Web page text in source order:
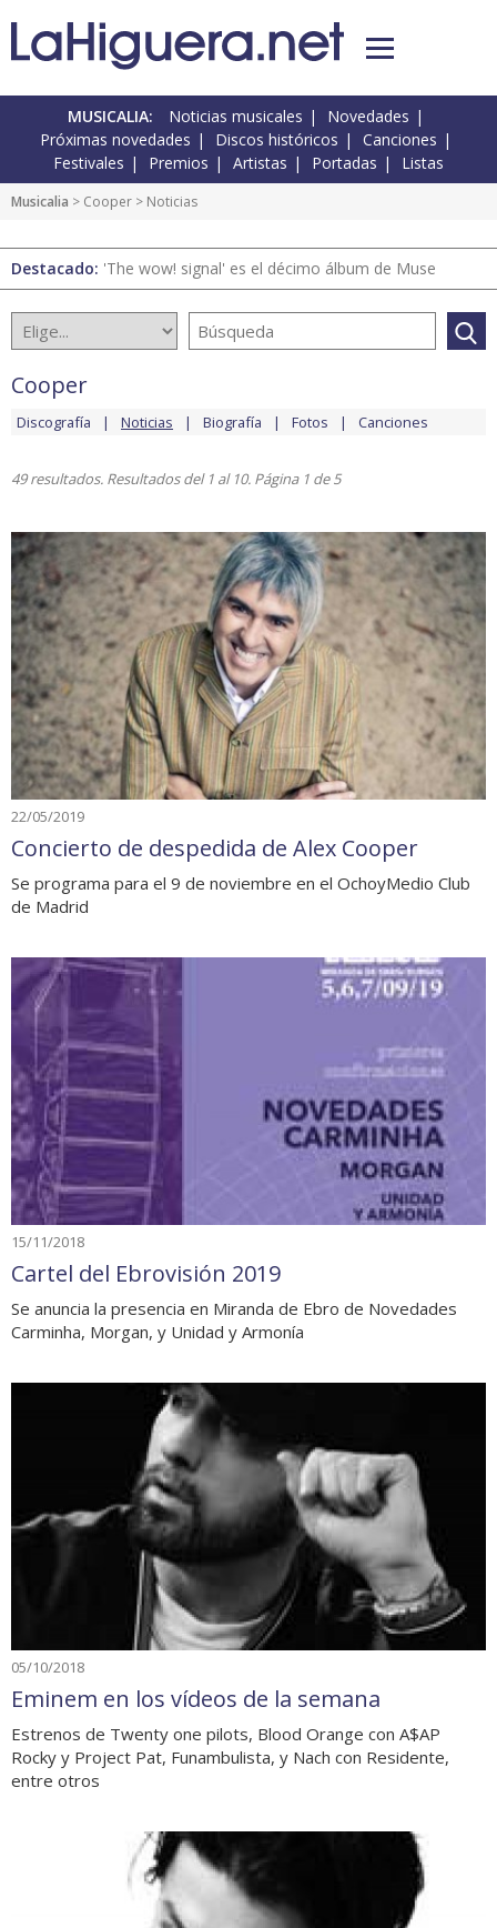
MUSICALIA: Noticias musicales
Novedades
Próximas novedades
Discos históricos
Canciones
Festivales
Premios Artistas Portadas Listas
Musicalia > Cooper > Noticias
Destacado: 'The wow! signal' es el décimo álbum de Muse
Cooper
Discografía Noticias Biografía Fotos Canciones
49 resultados. Resultados del 1 al 10. Página 1 de 5
22/05/2019
Concierto de despedida de Alex Cooper
Se programa para el 9 de noviembre en el OchoyMedio Club
de Madrid
15/11/2018
Cartel del Ebrovisión 2019
Se anuncia la presencia en Miranda de Ebro de Novedades
Carminha, Morgan, y Unidad y Armonía
05/10/2018
Eminem en los vídeos de la semana
Estrenos de Twenty one pilots, Blood Orange con A$AP
Rocky y Project Pat, Funambulista, y Nach con Residente,
entre otros